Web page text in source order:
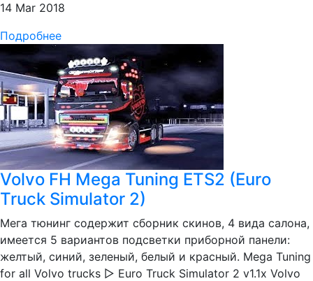
14 Mar 2018
Подробнее
Volvo FH Mega Tuning ETS2 (Euro
Truck Simulator 2)
Мега тюнинг содержит сборник скинов, 4 вида салона,
имеется 5 вариантов подсветки приборной панели:
желтый, синий, зеленый, белый и красный. Mega Tuning
for all Volvo trucks ▻ Euro Truck Simulator 2 v1.1x Volvo